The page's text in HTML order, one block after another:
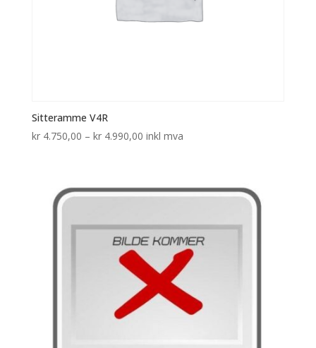
Sitteramme V4R
kr4.750,00 – kr4.990,00Prisområde:
kr 4.990,00
inkl mva